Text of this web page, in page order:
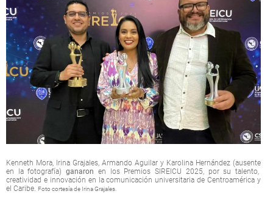
Kenneth Mora, Irina Grajales, Armando Aguilar y Karolina Hernández (ausente
en la fotografía) ganaron en los Premios SIREICU 2025, por su talento,
creatividad e innovación en la comunicación universitaria de Centroamérica y
el Caribe. Foto cortesía de Irina Grajales.